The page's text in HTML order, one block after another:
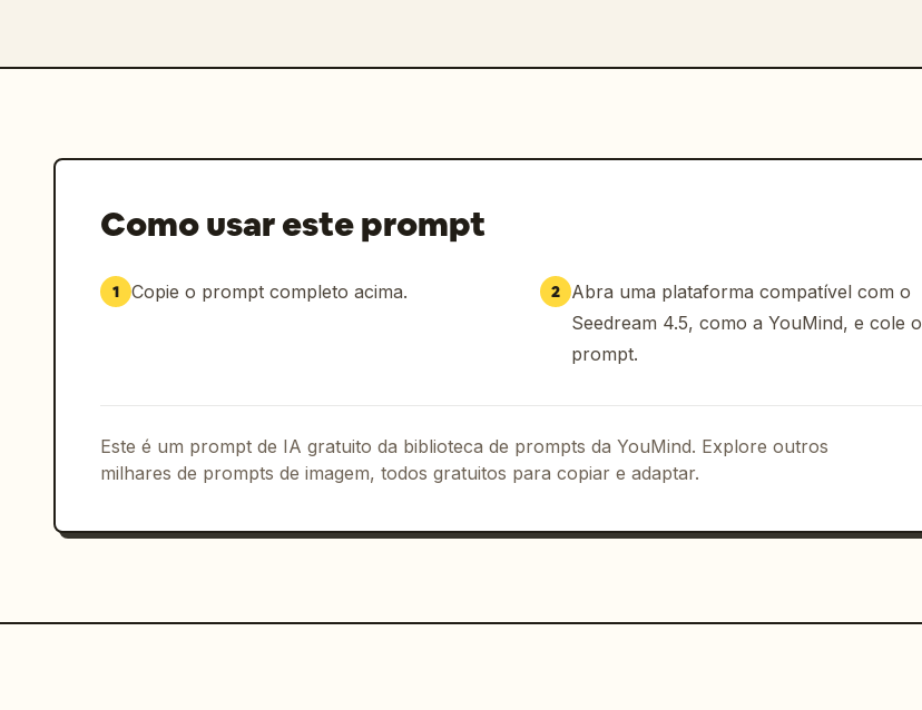
Como usar este prompt
1 Copie o prompt completo acima. 2 Abra uma plataforma compatível com o
Seedream 4.5, como a YouMind, e cole o
prompt.
Este é um prompt de IA gratuito da biblioteca de prompts da YouMind. Explore outros
milhares de prompts de imagem, todos gratuitos para copiar e adaptar.